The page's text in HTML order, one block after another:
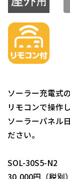
ソーラー充電式
リモコンで操作し
ソーラーパネル
ださい。
SOL-30S5-N2